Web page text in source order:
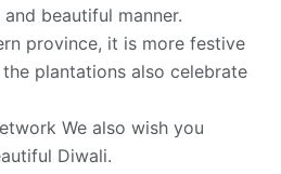
beautiful manner.
province, it is more festive
plantations also celebrate
We also wish you
Diwali.